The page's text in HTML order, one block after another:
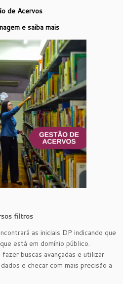
de Acervos
e saiba mais
filtros
as iniciais DP indicando que
está em domínio público.
buscas avançadas e utilizar
e checar com mais precisão a